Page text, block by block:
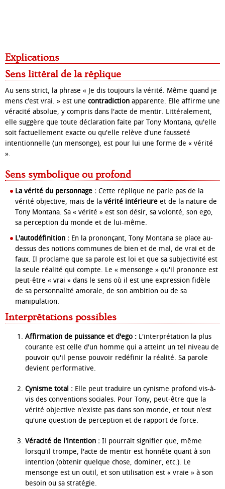
Explications
Sens littéral de la réplique
Au sens strict, la phrase « Je dis toujours la vérité. Même quand je
mens c'est vrai. » est une contradiction apparente. Elle affirme une
véracité absolue, y compris dans l'acte de mentir. Littéralement,
elle suggère que toute déclaration faite par Tony Montana, qu'elle
soit factuellement exacte ou qu'elle relève d'une fausseté
intentionnelle (un mensonge), est pour lui une forme de « vérité
».
Sens symbolique ou profond
La vérité du personnage : Cette réplique ne parle pas de la
vérité objective, mais de la vérité intérieure et de la nature de
Tony Montana. Sa « vérité » est son désir, sa volonté, son ego,
sa perception du monde et de lui-même.
L'autodéfinition : En la prononçant, Tony Montana se place au-
dessus des notions communes de bien et de mal, de vrai et de
faux. Il proclame que sa parole est loi et que sa subjectivité est
la seule réalité qui compte. Le « mensonge » qu'il prononce est
peut-être « vrai » dans le sens où il est une expression fidèle
de sa personnalité amorale, de son ambition ou de sa
manipulation.
Interprétations possibles
Affirmation de puissance et d'ego : L'interprétation la plus
courante est celle d'un homme qui a atteint un tel niveau de
pouvoir qu'il pense pouvoir redéfinir la réalité. Sa parole
devient performative.
Cynisme total : Elle peut traduire un cynisme profond vis-à-
vis des conventions sociales. Pour Tony, peut-être que la
vérité objective n'existe pas dans son monde, et tout n'est
qu'une question de perception et de rapport de force.
Véracité de l'intention : Il pourrait signifier que, même
lorsqu'il trompe, l'acte de mentir est honnête quant à son
intention (obtenir quelque chose, dominer, etc.). Le
mensonge est un outil, et son utilisation est « vraie » à son
besoin ou sa stratégie.